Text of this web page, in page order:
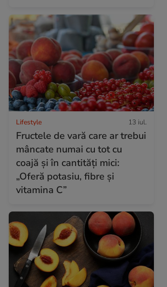
Lifestyle 13 iul.
Fructele de vară care ar trebui
mâncate numai cu tot cu
coajă și în cantități mici:
„Oferă potasiu, fibre și
vitamina C”